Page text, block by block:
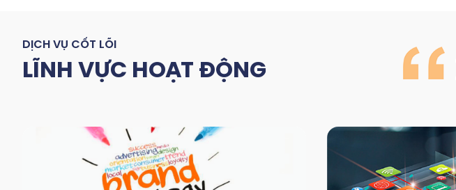
DỊCH VỤ CỐT LÕI
LĨNH VỰC HOẠT ĐỘNG